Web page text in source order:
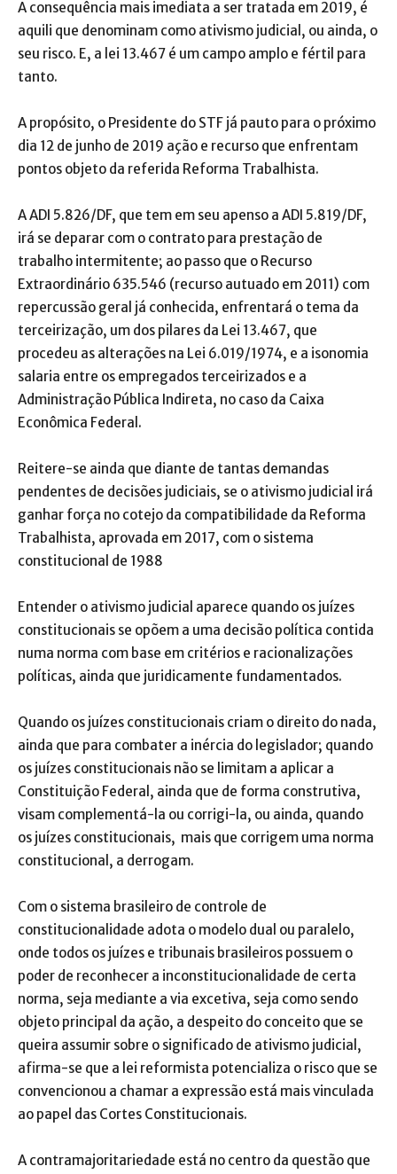
A consequência mais imediata a ser tratada em 2019, é
aquili que denominam como ativismo judicial, ou ainda, o
seu risco. E, a lei 13.467 é um campo amplo e fértil para
tanto.
A propósito, o Presidente do STF já pauto para o próximo
dia 12 de junho de 2019 ação e recurso que enfrentam
pontos objeto da referida Reforma Trabalhista.
A ADI 5.826/DF, que tem em seu apenso a ADI 5.819/DF,
irá se deparar com o contrato para prestação de
trabalho intermitente; ao passo que o Recurso
Extraordinário 635.546 (recurso autuado em 2011) com
repercussão geral já conhecida, enfrentará o tema da
terceirização, um dos pilares da Lei 13.467, que
procedeu as alterações na Lei 6.019/1974, e a isonomia
salaria entre os empregados terceirizados e a
Administração Pública Indireta, no caso da Caixa
Econômica Federal.
Reitere-se ainda que diante de tantas demandas
pendentes de decisões judiciais, se o ativismo judicial irá
ganhar força no cotejo da compatibilidade da Reforma
Trabalhista, aprovada em 2017, com o sistema
constitucional de 1988
Entender o ativismo judicial aparece quando os juízes
constitucionais se opõem a uma decisão política contida
numa norma com base em critérios e racionalizações
políticas, ainda que juridicamente fundamentados.
Quando os juízes constitucionais criam o direito do nada,
ainda que para combater a inércia do legislador; quando
os juízes constitucionais não se limitam a aplicar a
Constituição Federal, ainda que de forma construtiva,
visam complementá-la ou corrigi-la, ou ainda, quando
os juízes constitucionais, mais que corrigem uma norma
constitucional, a derrogam.
Com o sistema brasileiro de controle de
constitucionalidade adota o modelo dual ou paralelo,
onde todos os juízes e tribunais brasileiros possuem o
poder de reconhecer a inconstitucionalidade de certa
norma, seja mediante a via excetiva, seja como sendo
objeto principal da ação, a despeito do conceito que se
queira assumir sobre o significado de ativismo judicial,
afirma-se que a lei reformista potencializa o risco que se
convencionou a chamar a expressão está mais vinculada
ao papel das Cortes Constitucionais.
A contramajoritariedade está no centro da questão que